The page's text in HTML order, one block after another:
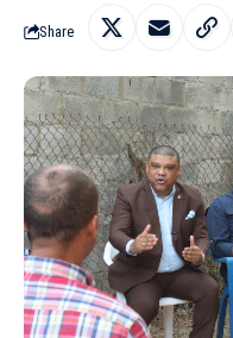
Share